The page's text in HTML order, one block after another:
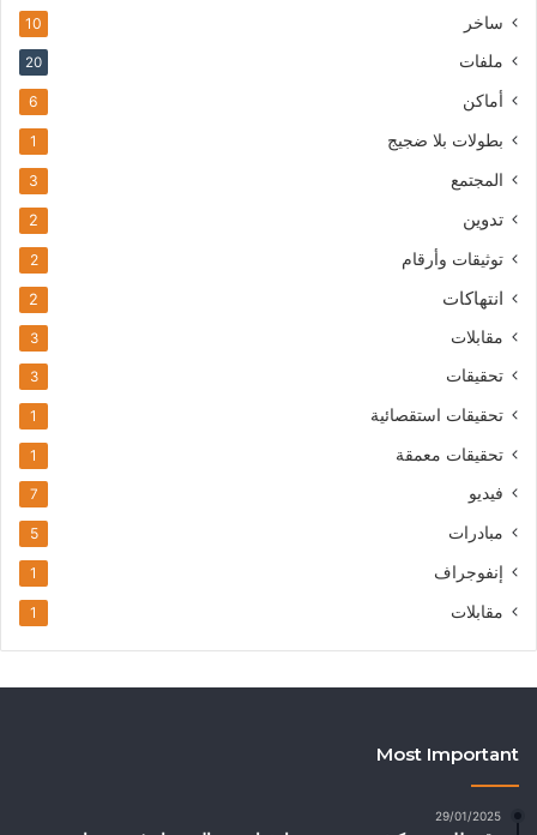
ساخر 10
ملفات 20
أماكن 6
بطولات بلا ضجيج 1
المجتمع 3
تدوين 2
توثيقات وأرقام 2
انتهاكات 2
مقابلات 3
تحقيقات 3
تحقيقات استقصائية 1
تحقيقات معمقة 1
فيديو 7
مبادرات 5
إنفوجراف 1
مقابلات 1
Most Important
29/01/2025